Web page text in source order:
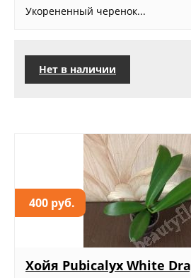
Укорененный черенок...
Нет в наличии
400 руб.
Хойя Рubicalyx White